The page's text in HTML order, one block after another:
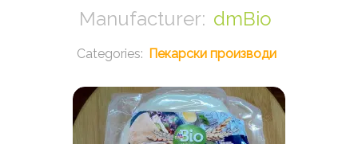
dmBio
Пекарски производи